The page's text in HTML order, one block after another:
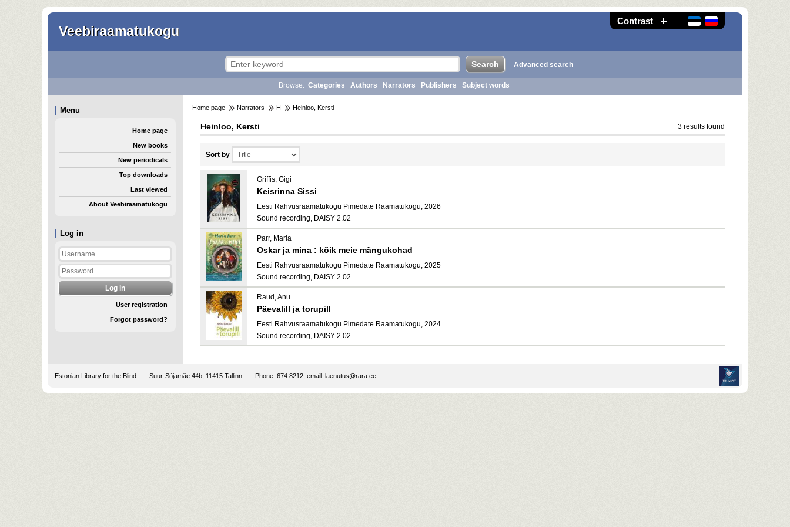
Contrast
Veebiraamatukogu
Log in
User registration
Forgot password?
Advanced search
Browse: Categories Authors Narrators Publishers Subject words
Menu
Home page
New books
New periodicals
Top downloads
Last viewed
About Veebiraamatukogu
Home page Narrators H Heinloo, Kersti
Heinloo, Kersti 3 results found
Sort by
Griffis, Gigi
Keisrinna Sissi
Eesti Rahvusraamatukogu Pimedate Raamatukogu, 2026
Sound recording, DAISY 2.02
Parr, Maria
Oskar ja mina : kõik meie mängukohad
Eesti Rahvusraamatukogu Pimedate Raamatukogu, 2025
Sound recording, DAISY 2.02
Raud, Anu
Päevalill ja torupill
Eesti Rahvusraamatukogu Pimedate Raamatukogu, 2024
Sound recording, DAISY 2.02
Estonian Library for the Blind Suur-Sõjamäe 44b, 11415 Tallinn Phone: 674 8212, email: laenutus@rara.ee